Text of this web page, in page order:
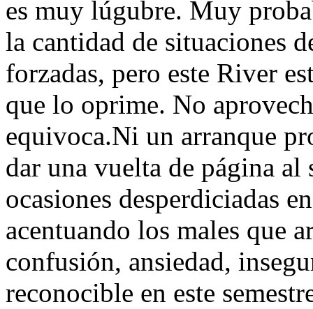
es muy lúgubre. Muy
la cantidad de situaciones
forzadas, pero este River
que lo oprime. No
equivoca.Ni un arranque
dar una vuelta de página
ocasiones desperdiciadas
acentuando los males que
confusión, ansiedad,
reconocible en este